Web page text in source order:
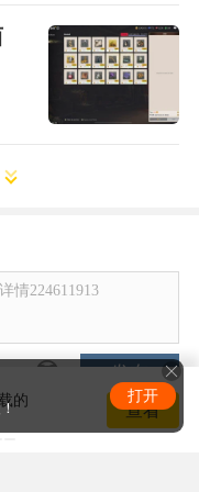
情224611913
发布
的
查看
打开